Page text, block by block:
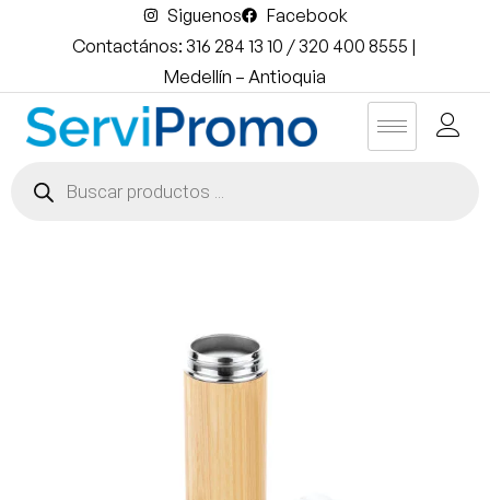
Siguenos
Facebook
Contactános: 316 284 13 10 / 320 400 8555 |
Medellín – Antioquia